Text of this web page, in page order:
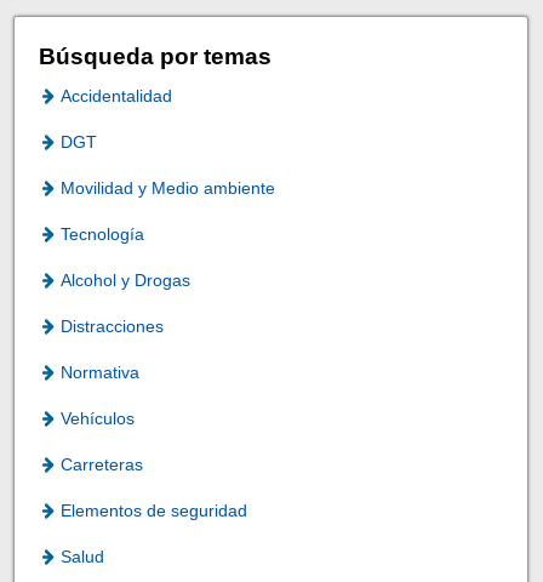
Búsqueda por temas
Accidentalidad
DGT
Movilidad y Medio ambiente
Tecnología
Alcohol y Drogas
Distracciones
Normativa
Vehículos
Carreteras
Elementos de seguridad
Salud